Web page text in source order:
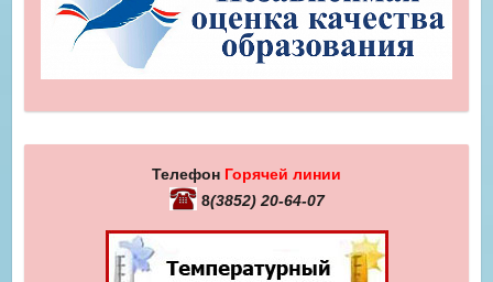
Телефон Горячей линии
8(3852) 20-64-07